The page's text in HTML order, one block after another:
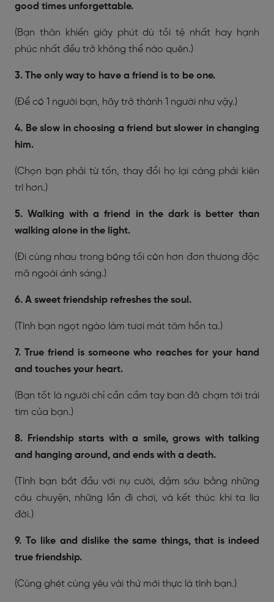
good times unforgettable.
(Bạn thân khiến giây phút dù tồi tệ nhất hay hạnh
phúc nhất đều trở không thể nào quên.)
3. The only way to have a friend is to be one.
(Để có 1 người bạn, hãy trở thành 1 người như vậy.)
4. Be slow in choosing a friend but slower in changing
him.
(Chọn bạn phải từ tốn, thay đổi họ lại càng phải kiên
trì hơn.)
5. Walking with a friend in the dark is better than
walking alone in the light.
(Đi cùng nhau trong bóng tối còn hơn đơn thương độc
mã ngoài ánh sáng.)
6. A sweet friendship refreshes the soul.
(Tình bạn ngọt ngào làm tươi mát tâm hồn ta.)
7. True friend is someone who reaches for your hand
and touches your heart.
(Bạn tốt là người chỉ cần cầm tay bạn đã chạm tới trái
tim của bạn.)
8. Friendship starts with a smile, grows with talking
and hanging around, and ends with a death.
(Tình bạn bắt đầu với nụ cười, đậm sâu bằng những
câu chuyện, những lần đi chơi, và kết thúc khi ta lìa
đời.)
9. To like and dislike the same things, that is indeed
true friendship.
(Cùng ghét cùng yêu vài thứ mới thực là tình bạn.)